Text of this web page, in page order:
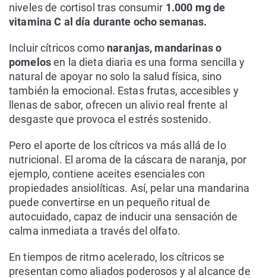
niveles de cortisol tras consumir 1.000 mg de
vitamina C al día durante ocho semanas.
Incluir cítricos como naranjas, mandarinas o
pomelosen la dieta diaria es una forma sencilla y
natural de apoyar no solo la salud física, sino
también la emocional. Estas frutas, accesibles y
llenas de sabor, ofrecen un alivio real frente al
desgaste que provoca el estrés sostenido.
Pero el aporte de los cítricos va más allá de lo
nutricional. El aroma de la cáscara de naranja, por
ejemplo, contiene aceites esenciales con
propiedades ansiolíticas. Así, pelar una mandarina
puede convertirse en un pequeño ritual de
autocuidado, capaz de inducir una sensación de
calma inmediata a través del olfato.
En tiempos de ritmo acelerado, los cítricos se
presentan como aliados poderosos y al alcance de